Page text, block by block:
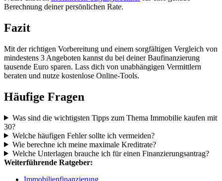
Berechnung deiner persönlichen Rate.
Fazit
Mit der richtigen Vorbereitung und einem sorgfältigen Vergleich von
mindestens 3 Angeboten kannst du bei deiner Baufinanzierung
tausende Euro sparen. Lass dich von unabhängigen Vermittlern
beraten und nutze kostenlose Online-Tools.
Häufige Fragen
Was sind die wichtigsten Tipps zum Thema Immobilie kaufen mit
30?
Welche häufigen Fehler sollte ich vermeiden?
Wie berechne ich meine maximale Kreditrate?
Welche Unterlagen brauche ich für einen Finanzierungsantrag?
Weiterführende Ratgeber:
Immobilienfinanzierung